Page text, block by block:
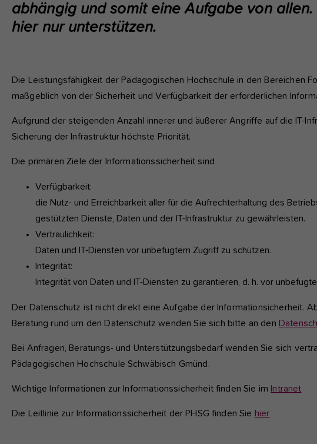
abhängig und somit eine Aufgabe von
hier nur unterstützen.
Die Leistungsfähigkeit der Pädagogischen Hochschule in den Bereichen
maßgeblich von der Sicherheit und Verfügbarkeit der erforderlichen
Aufgrund der steigenden Anzahl innerer und äußerer Angriffe auf die IT-
Sicherung der Infrastruktur höchste Priorität.
Die primären Ziele der Informationssicherheit sind
Verfügbarkeit:
die Nutz- und Erreichbarkeit aller für die Aufrechterhaltung des
gestützten Dienste, Daten und der IT-Infrastruktur zu gewährleisten.
Vertraulichkeit:
Daten und IT-Diensten vor unbefugtem Zugriff zu schützen.
Integrität:
Integrität von Daten und IT-Diensten zu garantieren, d. h. vor
Der Datenschutz ist nicht direkt eine Aufgabe der Informationsicherheit.
Beratung rund um den Datenschutz wenden Sie sich bitte an den
Bei Anfragen, Beratungs- und Unterstützungsbedarf wenden Sie sich
Pädagogischen Hochschule Schwäbisch Gmünd.
Wichtige Informationen zur Informationssicherheit finden Sie im Intranet
Die Leitlinie zur Informationssicherheit der PHSG finden Sie hier
Analyse und
Name
Wir verwenden